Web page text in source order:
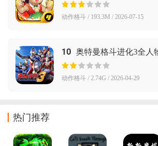
动作格斗 / 193.3M / 2026-07-15
10 奥特曼格斗进化3全人
下载奥特曼格斗进化(以太
动作格斗 / 2.74G / 2026-04-29
热门推荐